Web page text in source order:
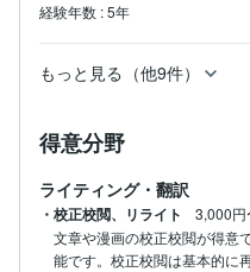
経験年数 :5年
もっと見る（他9件）
得意分野
ライティング・翻訳
・校正校閲、リライト
3,000円
文章や漫画の校正校閲が得意
能です。校正校閲は基本的に